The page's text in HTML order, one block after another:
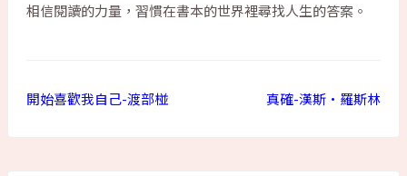
相信閱讀的力量，習慣在書本的世界裡尋找人生的答案。
開始喜歡我自己-渡部椪 真確-漢斯•羅斯林